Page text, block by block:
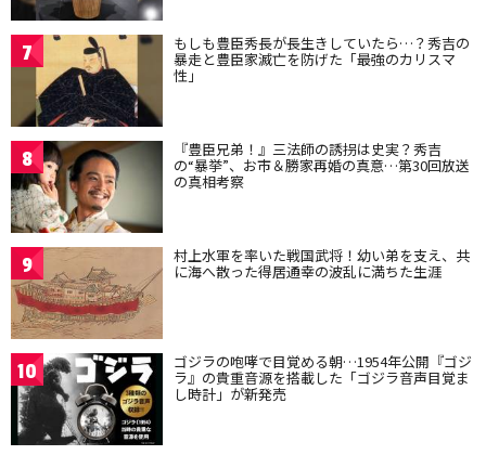
7 もしも豊臣秀長が長生きしていたら…？秀吉の
暴走と豊臣家滅亡を防げた「最強のカリスマ
性」
8 『豊臣兄弟！』三法師の誘拐は史実？秀吉
の“暴挙”、お市＆勝家再婚の真意…第30回放送
の真相考察
9 村上水軍を率いた戦国武将！幼い弟を支え、共
に海へ散った得居通幸の波乱に満ちた生涯
10 ゴジラの咆哮で目覚める朝…1954年公開『ゴジ
ラ』の貴重音源を搭載した「ゴジラ音声目覚ま
し時計」が新発売